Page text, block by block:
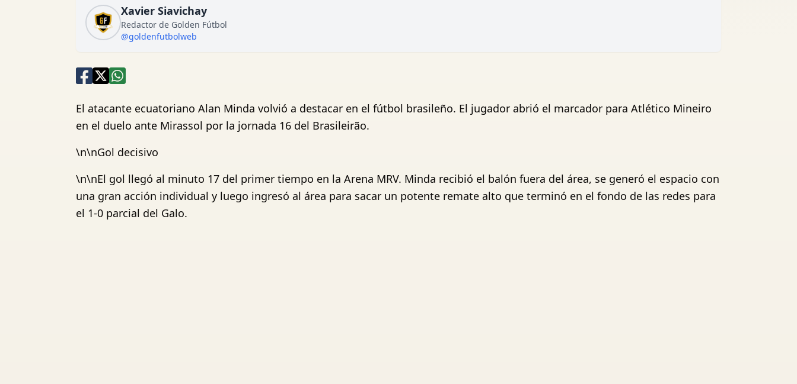
Xavier Siavichay
Redactor de Golden Fútbol
@goldenfutbolweb
El atacante ecuatoriano Alan Minda volvió a destacar en el fútbol brasileño. El jugador abrió el marcador para Atlético Mineiro
en el duelo ante Mirassol por la jornada 16 del Brasileirão.
\n\nGol decisivo
\n\nEl gol llegó al minuto 17 del primer tiempo en la Arena MRV. Minda recibió el balón fuera del área, se generó el espacio con
una gran acción individual y luego ingresó al área para sacar un potente remate alto que terminó en el fondo de las redes para
el 1-0 parcial del Galo.